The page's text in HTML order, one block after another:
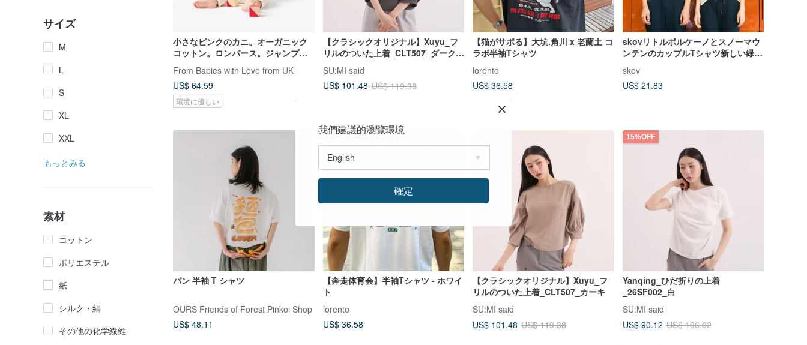
サイズ
M
L
S
XL
XXL
もっとみる
素材
コットン
ポリエステル
紙
シルク・絹
その他の化学繊維
小さなピンクのカニ。オーガニック
コットン。ロンパース。ジャンプス
ーツ。 Tシャツ。英国王室
From Babies with Love from UK
US$ 64.59
環境に優しい
【クラシックオリジナル】Xuyu_フ
リルのついた上着_CLT507_ダークグ
レー
SU:MI said
US$ 101.48 US$ 119.38
【猫がサボる】大坑.角川 x 老蘭土 コ
ラボ半袖Tシャツ
lorento
US$ 36.58
skovリトルボルケーノとスノーマウ
ンテンのカップルTシャツ新しい緑と
白のTEEオリジナルブランドのコッ
トンTシャツ
skov
US$ 21.83
パン 半袖 T シャツ
OURS Friends of Forest Pinkoi Shop
US$ 48.11
【奔走体育会】半袖Tシャツ - ホワイ
ト
lorento
US$ 36.58
【クラシックオリジナル】Xuyu_フ
リルのついた上着_CLT507_カーキ
SU:MI said
US$ 101.48 US$ 119.38
15%OFF
Yanqing_ひだ折りの上着
_26SF002_白
SU:MI said
US$ 90.12 US$ 106.02
我們建議的瀏覽環境
確定